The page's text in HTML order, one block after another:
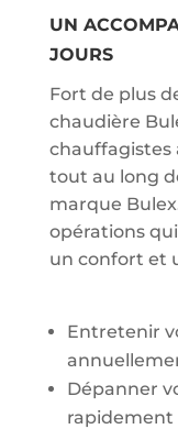
UN
JOURS
Fort de plus
chaudière
chauffagistes
tout au long
marque
opérations
un confort et
Entretenir
Dépanner
rapidement